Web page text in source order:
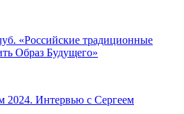
«Российские традиционные
Образ Будущего»
2024. Интервью с Сергеем